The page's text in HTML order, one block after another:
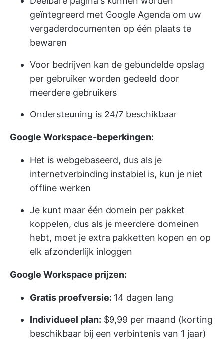
geïntegreerd met Google Agenda om uw
vergaderdocumenten op één plaats te
bewaren
Voor bedrijven kan de gebundelde opslag
per gebruiker worden gedeeld door
meerdere gebruikers
Ondersteuning is 24/7 beschikbaar
Google Workspace-beperkingen:
Het is webgebaseerd, dus als je
internetverbinding instabiel is, kun je niet
offline werken
Je kunt maar één domein per pakket
koppelen, dus als je meerdere domeinen
hebt, moet je extra pakketten kopen en op
elk afzonderlijk inloggen
Google Workspace prijzen:
Gratis proefversie: 14 dagen lang
Individueel plan: $9,99 per maand (korting
beschikbaar bij een verbintenis van 1 jaar)